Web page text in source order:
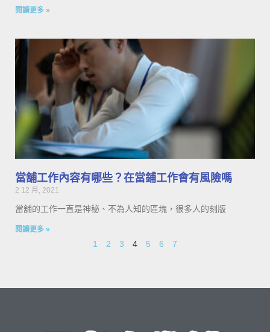
閱讀更多 »
當舖工作內容有哪些？在當鋪工作會有風險嗎
2 12 月, 2021
當舖的工作一直是神秘、不為人知的區塊，很多人的刻版
閱讀更多 »
1 2 3 4 5 6 7